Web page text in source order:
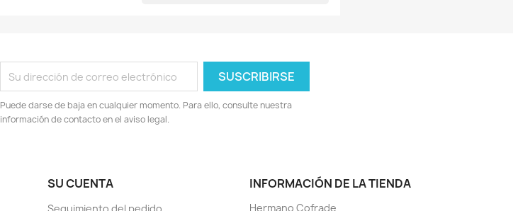
Puede darse de baja en cualquier momento. Para ello, consulte nuestra
información de contacto en el aviso legal.
SU CUENTA INFORMACIÓN DE LA TIENDA
Hermano Cofrade